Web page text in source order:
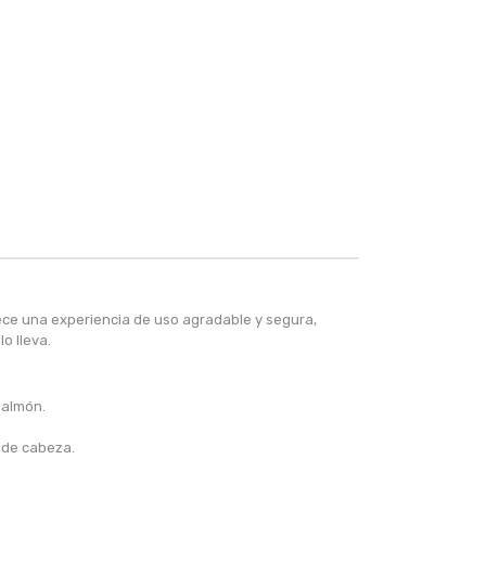
una experiencia de uso agradable y segura,
lleva.
cabeza.